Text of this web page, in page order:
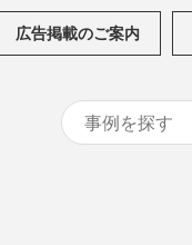
広告掲載のご案内